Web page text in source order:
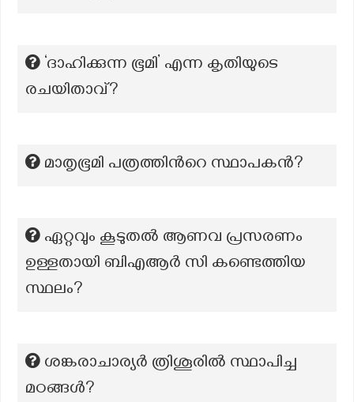
‘ദാഹിക്കുന്ന ഭൂമി’ എന്ന കൃതിയുടെ
രചയിതാവ്?
മാതൃഭൂമി പത്രത്തിന്‍റെ സ്ഥാപകന്‍?
ഏറ്റവും കൂടുതൽ ആണവ പ്രസരണം
ഉള്ളതായി ബിഎആർ സി കണ്ടെത്തിയ
സ്ഥലം?
ശങ്കരാചാര്യർ ത്രിശൂരിൽ സ്ഥാപിച്ച
മഠങ്ങൾ?